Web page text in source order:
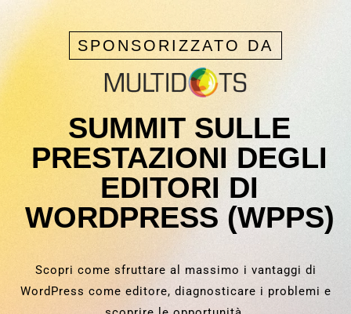
SPONSORIZZATO DA
SUMMIT SULLE
PRESTAZIONI DEGLI
EDITORI DI
WORDPRESS (WPPS)
Scopri come sfruttare al massimo i vantaggi di
WordPress come editore, diagnosticare i problemi e